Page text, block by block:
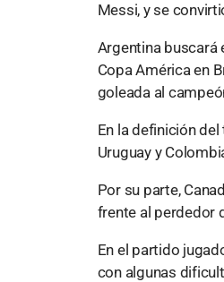
Messi, y se
Argentina buscará
Copa América en
goleada al
En la definición
Uruguay y
Por su parte,
frente al perdedor
En el partido
con algunas